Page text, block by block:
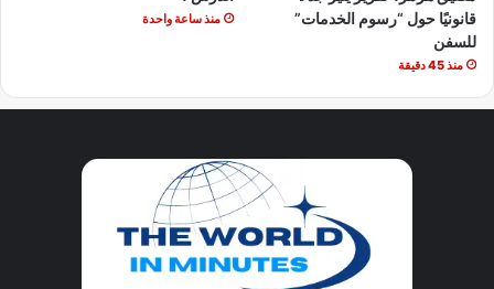
قانونيًا حول “رسوم الخدمات”
للسفن
منذ 45 دقيقة
منذ ساعة واحدة